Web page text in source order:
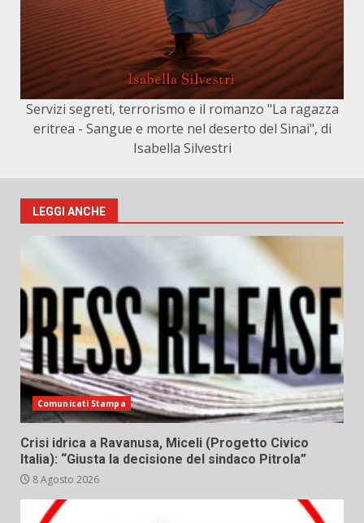
Servizi segreti, terrorismo e il romanzo "La ragazza
eritrea - Sangue e morte nel deserto del Sinai", di
Isabella Silvestri
LEGGI ANCHE
Comunicati Stampa
Crisi idrica a Ravanusa, Miceli (Progetto Civico
Italia): “Giusta la decisione del sindaco Pitrola”
8 Agosto 2026